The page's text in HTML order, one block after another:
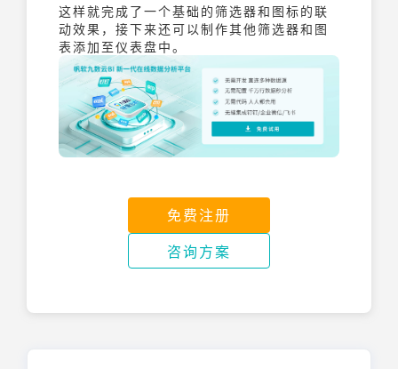
这样就完成了一个基础的筛选器和图标的联
动效果，接下来还可以制作其他筛选器和图
表添加至仪表盘中。
免费注册
咨询方案